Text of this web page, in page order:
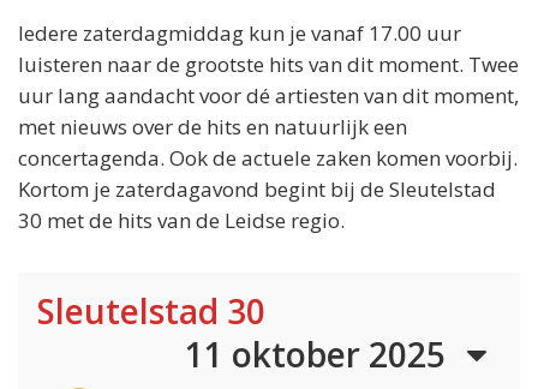
Iedere zaterdagmiddag kun je vanaf 17.00 uur
luisteren naar de grootste hits van dit moment. Twee
uur lang aandacht voor dé artiesten van dit moment,
met nieuws over de hits en natuurlijk een
concertagenda. Ook de actuele zaken komen voorbij.
Kortom je zaterdagavond begint bij de Sleutelstad
30 met de hits van de Leidse regio.
Sleutelstad 30
11 oktober 2025